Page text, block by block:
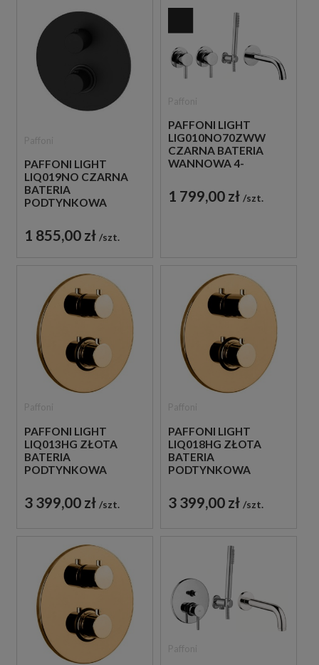
PAFFONI LIGHT
LIQ019NO CZARNA
BATERIA
PODTYNKOWA
DROŻNA
1 855,00 zł szt.
PAFFONI LIGHT
LIG010NO70ZWW
CZARNA BATERIA
WANNOWA 4-
PODTYNKOWA
1 799,00 zł szt.
PAFFONI LIGHT
LIQ013HG ZŁOTA
BATERIA
PODTYNKOWA
DROŻNA
3 399,00 zł szt.
PAFFONI LIGHT
LIQ018HG ZŁOTA
BATERIA
PODTYNKOWA
DROŻNA
3 399,00 zł szt.